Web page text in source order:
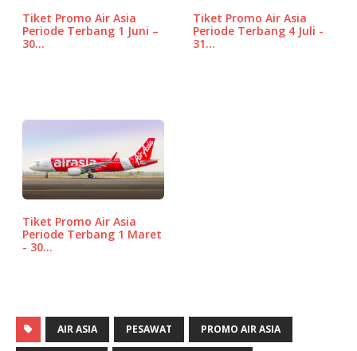
o
k
e
ss
Tiket Promo Air Asia
Periode Terbang 1 Juni –
30…
Tiket Promo Air Asia
Periode Terbang 4 Juli -
31…
Tiket Promo Air Asia
Periode Terbang 1 Maret
- 30…
AIR ASIA PESAWAT PROMO AIR ASIA